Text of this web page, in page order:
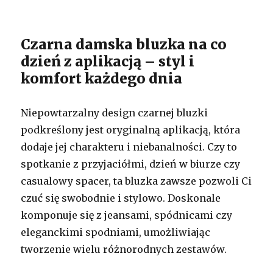
Czarna damska bluzka na co
dzień z aplikacją – styl i
komfort każdego dnia
Niepowtarzalny design czarnej bluzki
podkreślony jest oryginalną aplikacją, która
dodaje jej charakteru i niebanalności. Czy to
spotkanie z przyjaciółmi, dzień w biurze czy
casualowy spacer, ta bluzka zawsze pozwoli Ci
czuć się swobodnie i stylowo. Doskonale
komponuje się z jeansami, spódnicami czy
eleganckimi spodniami, umożliwiając
tworzenie wielu różnorodnych zestawów.